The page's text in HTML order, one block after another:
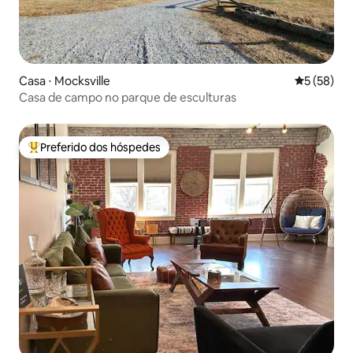
Casa ⋅ Mocksville 5 de uma
5 (58)
Casa de campo no parque de esculturas
Entre os melhores preferidos dos hóspedes
Preferido dos hóspedes